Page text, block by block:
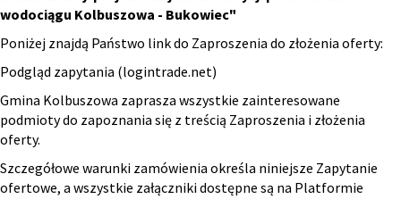
wodociągu Kolbuszowa - Bukowiec"
Poniżej znajdą Państwo link do Zaproszenia do złożenia oferty:
Podgląd zapytania (logintrade.net)
Gmina Kolbuszowa zaprasza wszystkie zainteresowane
podmioty do zapoznania się z treścią Zaproszenia i złożenia
oferty.
Szczegółowe warunki zamówienia określa niniejsze Zapytanie
ofertowe, a wszystkie załączniki dostępne są na Platformie